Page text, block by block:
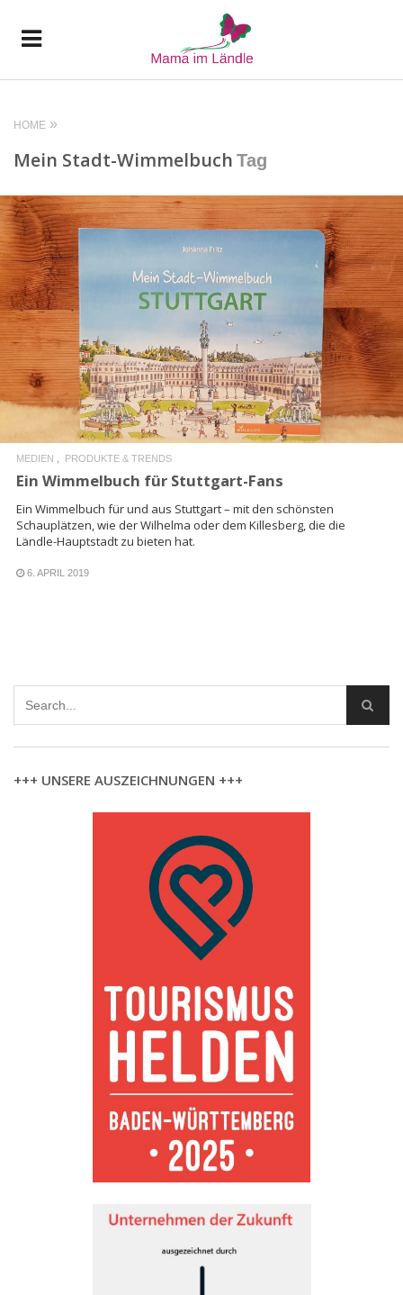
HOME
Mein Stadt-Wimmelbuch Tag
READ MORE
MEDIEN PRODUKTE & TRENDS
Ein Wimmelbuch für Stuttgart-Fans
Ein Wimmelbuch für und aus Stuttgart – mit den schönsten
Schauplätzen, wie der Wilhelma oder dem Killesberg, die die
Ländle-Hauptstadt zu bieten hat.
6. APRIL 2019
+++ UNSERE AUSZEICHNUNGEN +++